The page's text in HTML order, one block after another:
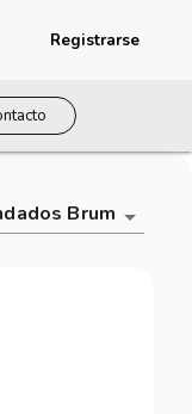
Registrarse
Brum